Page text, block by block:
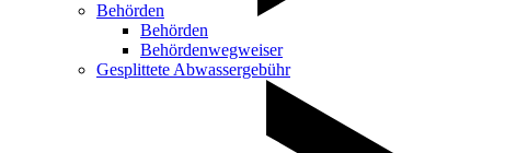
Behörden
Behörden
Behördenwegweiser
Gesplittete Abwassergebühr